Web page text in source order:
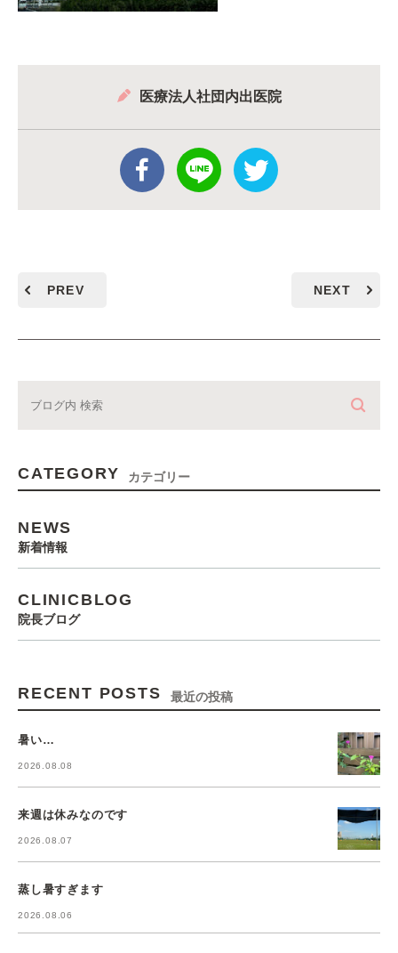
医療法人社団内出医院
PREV NEXT
CATEGORY カテゴリー
NEWS
新着情報
CLINICBLOG
院長ブログ
RECENT POSTS 最近の投稿
暑い…
2026.08.08
来週は休みなのです
2026.08.07
蒸し暑すぎます
2026.08.06